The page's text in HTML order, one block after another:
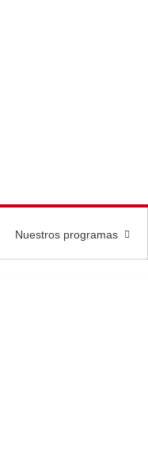
Nuestros programas